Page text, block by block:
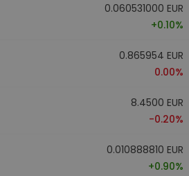
0.060531000 EUR
+0.10%
0.865954 EUR
0.00%
8.4500 EUR
-0.20%
0.010888810 EUR
+0.90%